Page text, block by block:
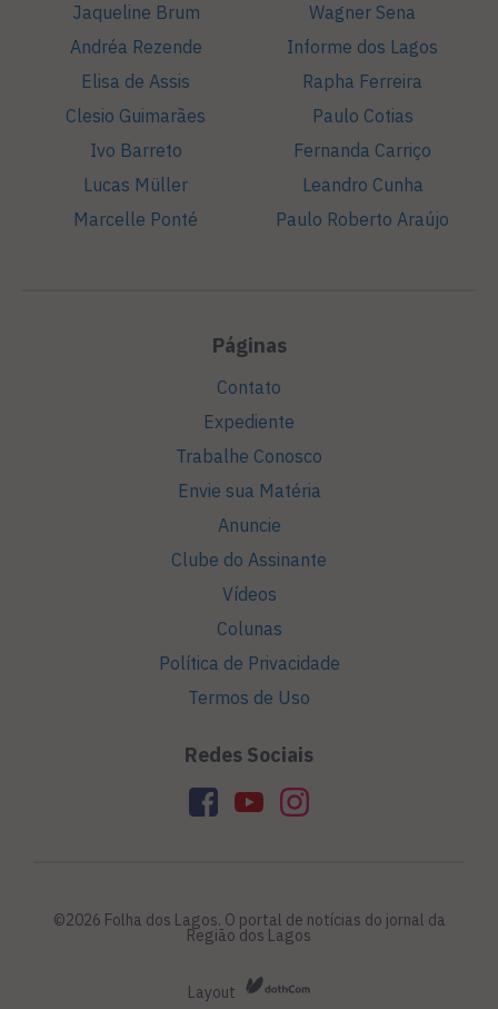
Jaqueline Brum
Andréa Rezende
Elisa de Assis
Clesio Guimarães
Ivo Barreto
Lucas Müller
Marcelle Ponté
Wagner Sena
Informe dos Lagos
Rapha Ferreira
Paulo Cotias
Fernanda Carriço
Leandro Cunha
Paulo Roberto Araújo
Páginas
Contato
Expediente
Trabalhe Conosco
Envie sua Matéria
Anuncie
Clube do Assinante
Vídeos
Colunas
Política de Privacidade
Termos de Uso
Redes Sociais
©2026 Folha dos Lagos. O portal de notícias do jornal da
Região dos Lagos
Layout